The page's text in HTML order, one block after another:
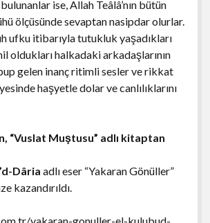
ise, Allah Teâlâ’nın bütün
ölçüsünde sevaptan nasipdar olurlar.
ufku itibarıyla tutukluk yaşadıkları
oldukları halkadaki arkadaşlarının
gelen inanç ritimli sesler ve rikkat
haşyetle dolar ve canlılıklarını
“Vuslat Muştusu” adlı kitaptan
Dâria adlı eser “Yakaran Gönüller”
kazandırıldı.
yakaran-gonuller-el-kulubud-